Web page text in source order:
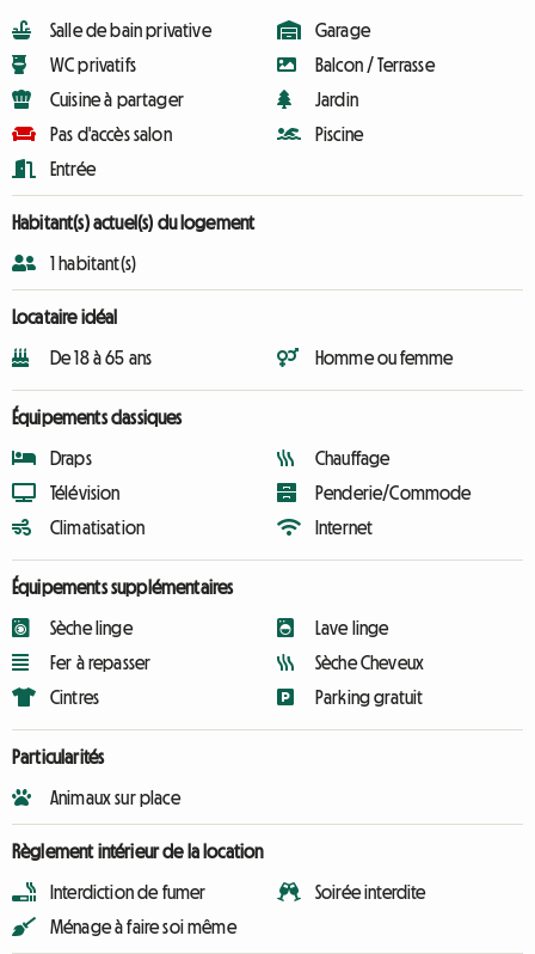
Salle de bain privative
WC privatifs
Cuisine à partager
Pas d'accès salon
Entrée
Garage
Balcon / Terrasse
Jardin
Piscine
Habitant(s) actuel(s) du logement
1 habitant(s)
Locataire idéal
De 18 à 65 ans Homme ou femme
Équipements classiques
Draps
Télévision
Climatisation
Chauffage
Penderie/Commode
Internet
Équipements supplémentaires
Sèche linge
Fer à repasser
Cintres
Lave linge
Sèche Cheveux
Parking gratuit
Particularités
Animaux sur place
Règlement intérieur de la location
Interdiction de fumer
Ménage à faire soi même
Soirée interdite